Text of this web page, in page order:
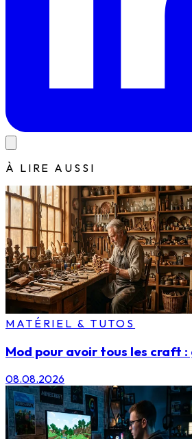
À LIRE AUSSI
MATÉRIEL & TUTOS
Mod pour avoir tous les craft
08.08.2026